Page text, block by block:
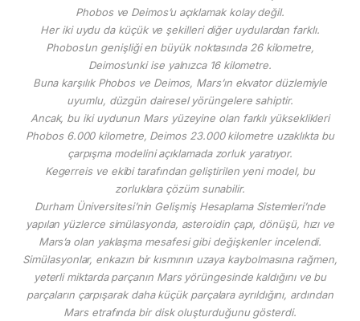
Phobos ve Deimos’u açıklamak kolay değil.
Her iki uydu da küçük ve şekilleri diğer uydulardan farklı.
Phobos’un genişliği en büyük noktasında 26 kilometre,
Deimos’unki ise yalnızca 16 kilometre.
Buna karşılık Phobos ve Deimos, Mars’ın ekvator düzlemiyle
uyumlu, düzgün dairesel yörüngelere sahiptir.
Ancak, bu iki uydunun Mars yüzeyine olan farklı yükseklikleri
Phobos 6.000 kilometre, Deimos 23.000 kilometre uzaklıkta bu
çarpışma modelini açıklamada zorluk yaratıyor.
Kegerreis ve ekibi tarafından geliştirilen yeni model, bu
zorluklara çözüm sunabilir.
Durham Üniversitesi’nin Gelişmiş Hesaplama Sistemleri’nde
yapılan yüzlerce simülasyonda, asteroidin çapı, dönüşü, hızı ve
Mars’a olan yaklaşma mesafesi gibi değişkenler incelendi.
Simülasyonlar, enkazın bir kısmının uzaya kaybolmasına rağmen,
yeterli miktarda parçanın Mars yörüngesinde kaldığını ve bu
parçaların çarpışarak daha küçük parçalara ayrıldığını, ardından
Mars etrafında bir disk oluşturduğunu gösterdi.